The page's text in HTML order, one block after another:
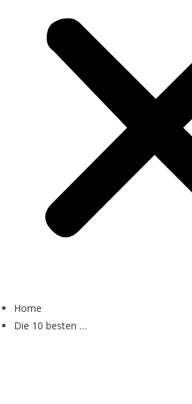
Home
Die 10 besten …